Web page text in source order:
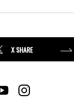
X SHARE